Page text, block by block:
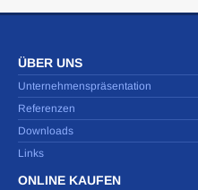
ÜBER UNS
Unternehmenspräsentation
Referenzen
Downloads
Links
ONLINE KAUFEN